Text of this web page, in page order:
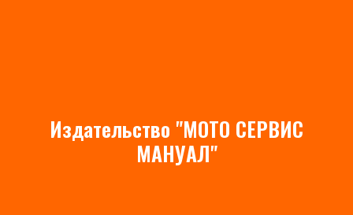
Издательство "МОТО СЕРВИС
МАНУАЛ"